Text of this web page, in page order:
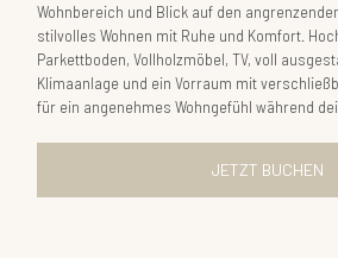
Wohnbereich und Blick auf den
stilvolles Wohnen mit Ruhe und Komfort.
Parkettboden, Vollholzmöbel, TV, voll
Klimaanlage und ein Vorraum mit
für ein angenehmes Wohngefühl während
JETZT BUCHEN